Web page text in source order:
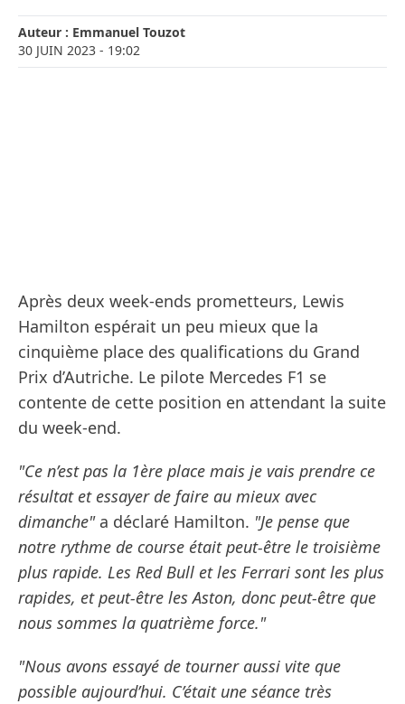
Auteur : Emmanuel Touzot
30 JUIN 2023 - 19:02
Après deux week-ends prometteurs, Lewis
Hamilton espérait un peu mieux que la
cinquième place des qualifications du Grand
Prix d’Autriche. Le pilote Mercedes F1 se
contente de cette position en attendant la suite
du week-end.
"Ce n’est pas la 1ère place mais je vais prendre ce
résultat et essayer de faire au mieux avec
dimanche"a déclaré Hamilton. "Je pense que
notre rythme de course était peut-être le troisième
plus rapide. Les Red Bull et les Ferrari sont les plus
rapides, et peut-être les Aston, donc peut-être que
nous sommes la quatrième force."
"Nous avons essayé de tourner aussi vite que
possible aujourd’hui. C’était une séance très